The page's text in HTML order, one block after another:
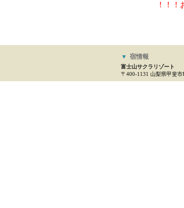
！！
▼ 宿情報
富士山サクラリゾート
〒400-1131 山梨県甲斐